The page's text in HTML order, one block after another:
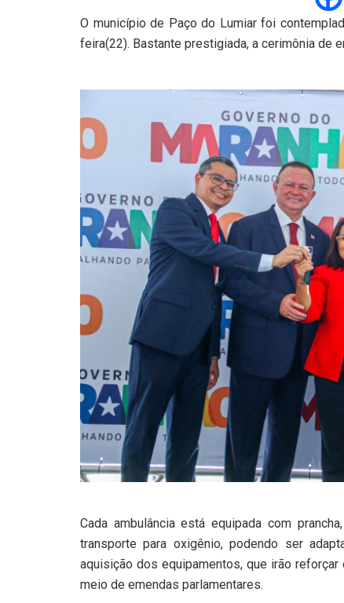
O município de Paço do Lumiar foi
feira(22). Bastante prestigiada, a cerimônia de
Cada ambulância está equipada com
transporte para oxigênio, podendo ser
aquisição dos equipamentos, que irão
meio de emendas parlamentares.